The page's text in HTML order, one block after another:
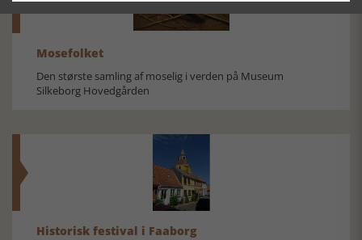
Mosefolket
Den største samling af moselig i verden på Museum
Silkeborg Hovedgården
Historisk festival i Faaborg